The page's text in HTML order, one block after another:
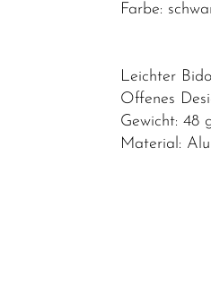
Korb/Packtaschen
Farbe:
Leichter
Offenes
Gewicht: 48
Material: Alu